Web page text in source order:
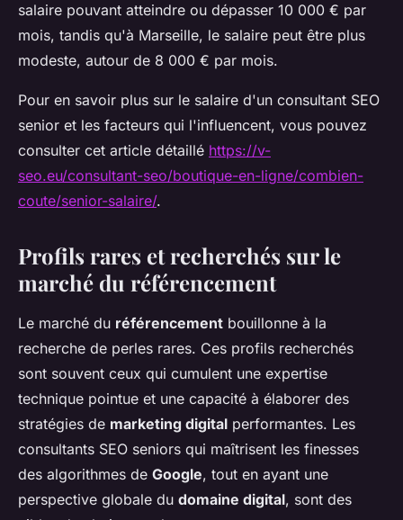
salaire pouvant atteindre ou dépasser 10 000 € par
mois, tandis qu'à Marseille, le salaire peut être plus
modeste, autour de 8 000 € par mois.
Pour en savoir plus sur le salaire d'un consultant SEO
senior et les facteurs qui l'influencent, vous pouvez
consulter cet article détaillé https://v-
seo.eu/consultant-seo/boutique-en-ligne/combien-
coute/senior-salaire/.
Profils rares et recherchés sur le
marché du référencement
Le marché du référencement bouillonne à la
recherche de perles rares. Ces profils recherchés
sont souvent ceux qui cumulent une expertise
technique pointue et une capacité à élaborer des
stratégies de marketing digital performantes. Les
consultants SEO seniors qui maîtrisent les finesses
des algorithmes de Google, tout en ayant une
perspective globale du domaine digital, sont des